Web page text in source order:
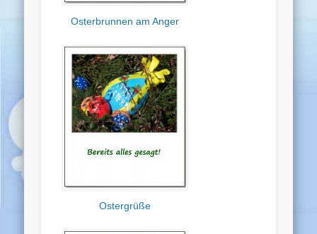
Osterbrunnen am Anger
Ostergrüße